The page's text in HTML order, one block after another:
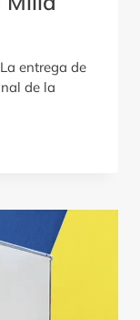
entrega de
de la